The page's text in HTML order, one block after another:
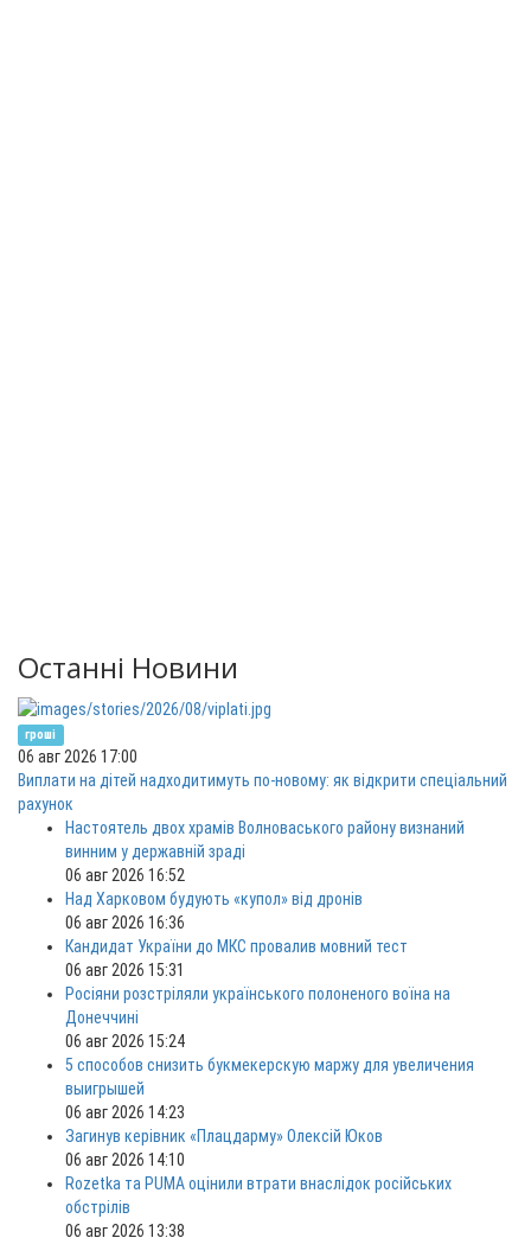
Останні Новини
гроші
06 авг 2026 17:00
Виплати на дітей надходитимуть по-новому: як відкрити спеціальний
рахунок
Настоятель двох храмів Волноваського району визнаний
винним у державній зраді
06 авг 2026 16:52
Над Харковом будують «купол» від дронів
06 авг 2026 16:36
Кандидат України до МКС провалив мовний тест
06 авг 2026 15:31
Росіяни розстріляли українського полоненого воїна на
Донеччині
06 авг 2026 15:24
5 способов снизить букмекерскую маржу для увеличения
выигрышей
06 авг 2026 14:23
Загинув керівник «Плацдарму» Олексій Юков
06 авг 2026 14:10
Rozetka та PUMA оцінили втрати внаслідок російських
обстрілів
06 авг 2026 13:38